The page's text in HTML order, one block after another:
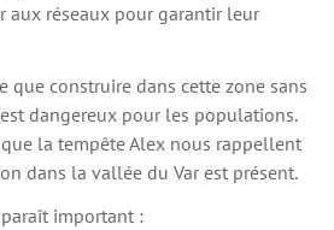
aux réseaux pour garantir leur
que construire dans cette zone sans
dangereux pour les populations.
la tempête Alex nous rappellent
dans la vallée du Var est présent.
important :